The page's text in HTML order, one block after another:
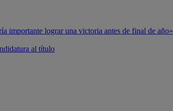
importante lograr una victoria antes de final de año»
al título